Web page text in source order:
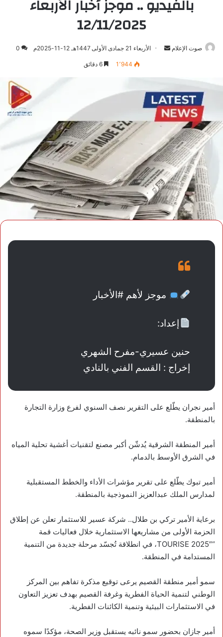
بالفيديو .. موجز أخبار الأربعاء
12/11/2025
صوت الإعلام
أرسلالأربعاء 21 جمادى الأولى 1447هـ 12-11-2025م 0
1٬944 6 دقائق
موجز لأهم ⁧‫#الأخبار‬⁩
‏إعداد:
حنين عسيري-مفرح الشهري
‏إخراج : القسم الفني بالنادي
‏أمير نجران يطّلع على التقرير نصف السنوي لفرع وزارة التجارة
بالمنطقة.
‏أمير المنطقة الشرقية يُدشّن أكبر مصنع لتقنيات أغشية تحلية المياه
في الشرق الأوسط بالدمام.
‏أمير تبوك يطّلع على تقرير مؤشرات الأداء والخطط المستقبلية
لمدارس الملك عبدالعزيز النموذجية بالمنطقة.
‏برعاية الأمير تركي بن طلال.. شركة عسير للاستثمار تعلن عن إطلاق
الحزمة الأولى من مشاريعها الاستثمارية خلال فعاليات قمة
“TOURISE 2025″، في انطلاقة تُجسّد مرحلة جديدة من التنمية
المستدامة في المنطقة.
سمو ‎أمير منطقة القصيم يرعى توقيع مذكرة تفاهم بين المركز
الوطني لتنمية الحياة الفطرية وغرفة القصيم بهدف تعزيز التعاون
في الاستثمارات البيئية وتنمية الكائنات الفطرية.
‏أمير جازان بحضور سمو نائبه يستقبل وزير الصحة، مؤكدًا سموه